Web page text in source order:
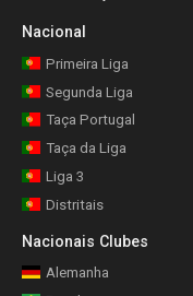
Nacional
Primeira Liga
Segunda Liga
Taça Portugal
Taça da Liga
Liga 3
Distritais
Nacionais Clubes
Alemanha